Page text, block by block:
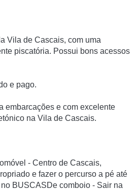
Vila de Cascais, com uma
piscatória. Possui bons acessos
e pago.
embarcações e com excelente
na Vila de Cascais.
- Centro de Cascais,
e fazer o percurso a pé até
BUSCASDe comboio - Sair na